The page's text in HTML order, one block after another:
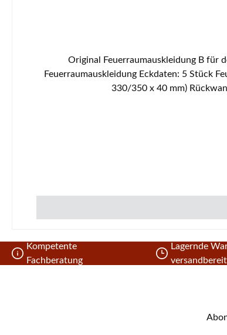
Original Feuerraumauskleidung B für den Küchenherd Wamsler K144 Passend für alle Geräte außerhalb der Baujahre 2007 - 2012 5-teiliges Set Wamsler K144
Feuerraumauskleidung Eckdaten: 5 Stück Feuerraumauskleidung, Brennraumsteine Material Schamotte Seitenstein links (260 x 326/355 x 40 mm) Seitenstein rechts (260 x
330/350 x 40 mm)
Kompetente
Fachberatung
Lagernde
versandbereit